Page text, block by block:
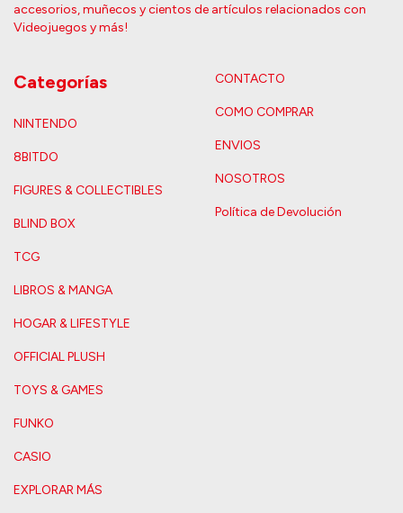
accesorios, muñecos y cientos de artículos relacionados con
Videojuegos y más!
Categorías
NINTENDO
8BITDO
FIGURES & COLLECTIBLES
BLIND BOX
TCG
LIBROS & MANGA
HOGAR & LIFESTYLE
OFFICIAL PLUSH
TOYS & GAMES
FUNKO
CASIO
EXPLORAR MÁS
CONTACTO
COMO COMPRAR
ENVIOS
NOSOTROS
Política de Devolución